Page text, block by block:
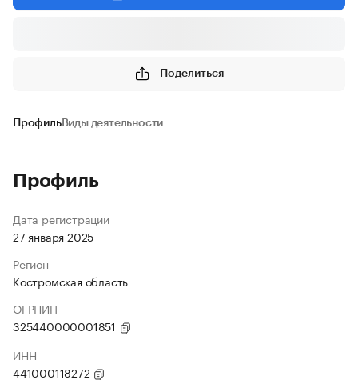
Поделиться
ПрофильВиды деятельности
Профиль
Дата регистрации
27 января 2025
Регион
Костромская область
ОГРНИП
325440000001851
ИНН
441000118272